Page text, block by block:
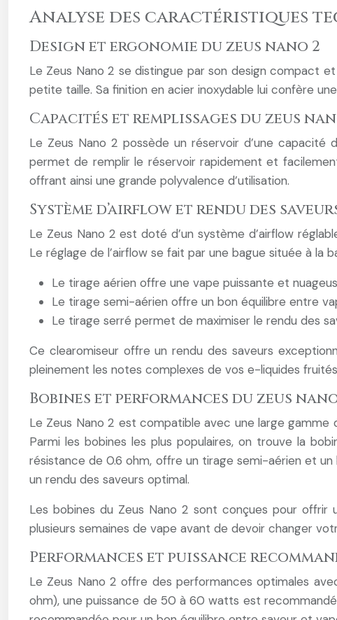
Analyse des caractéristiques
Design et ergonomie du zeus nano 2
Le Zeus Nano 2 se distingue par son design compact
petite taille. Sa finition en acier inoxydable lui confère
Capacités et remplissages du zeus
Le Zeus Nano 2 possède un réservoir d’une
permet de remplir le réservoir rapidement et
offrant ainsi une grande polyvalence d’utilisation.
Système d’airflow et rendu des
Le Zeus Nano 2 est doté d’un système d’airflow
Le réglage de l’airflow se fait par une bague située à
Le tirage aérien offre une vape puissante et
Le tirage semi-aérien offre un bon équilibre entre
Le tirage serré permet de maximiser le rendu des
Ce clearomiseur offre un rendu des saveurs
pleinement les notes complexes de vos e-liquides
Bobines et performances du zeus
Le Zeus Nano 2 est compatible avec une large gamme
Parmi les bobines les plus populaires, on trouve la
résistance de 0.6 ohm, offre un tirage semi-aérien et
un rendu des saveurs optimal.
Les bobines du Zeus Nano 2 sont conçues pour
plusieurs semaines de vape avant de devoir changer
Performances et puissance
Le Zeus Nano 2 offre des performances optimales
ohm), une puissance de 50 à 60 watts est